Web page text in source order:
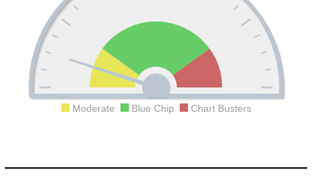
Moderate Blue Chip Chart Busters